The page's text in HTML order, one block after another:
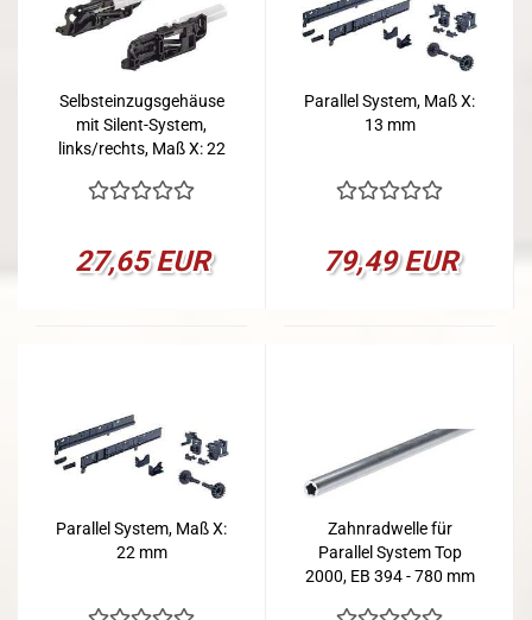
Selbsteinzugsgehäuse
mit Silent-System,
links/rechts, Maß X: 22
27,65 EUR
Parallel System, Maß X:
13 mm
79,49 EUR
Parallel System, Maß X:
22 mm
Zahnradwelle für
Parallel System Top
2000, EB 394 - 780 mm